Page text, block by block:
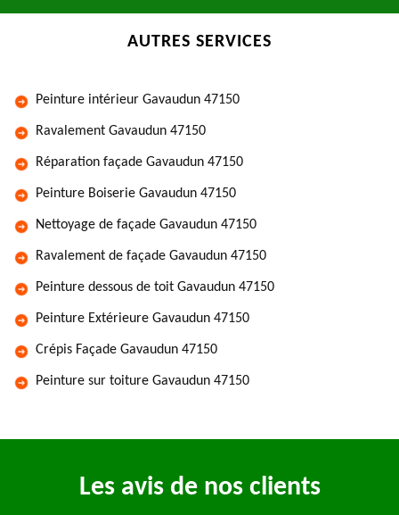
AUTRES SERVICES
Peinture intérieur Gavaudun 47150
Ravalement Gavaudun 47150
Réparation façade Gavaudun 47150
Peinture Boiserie Gavaudun 47150
Nettoyage de façade Gavaudun 47150
Ravalement de façade Gavaudun 47150
Peinture dessous de toit Gavaudun 47150
Peinture Extérieure Gavaudun 47150
Crépis Façade Gavaudun 47150
Peinture sur toiture Gavaudun 47150
Les avis de nos clients